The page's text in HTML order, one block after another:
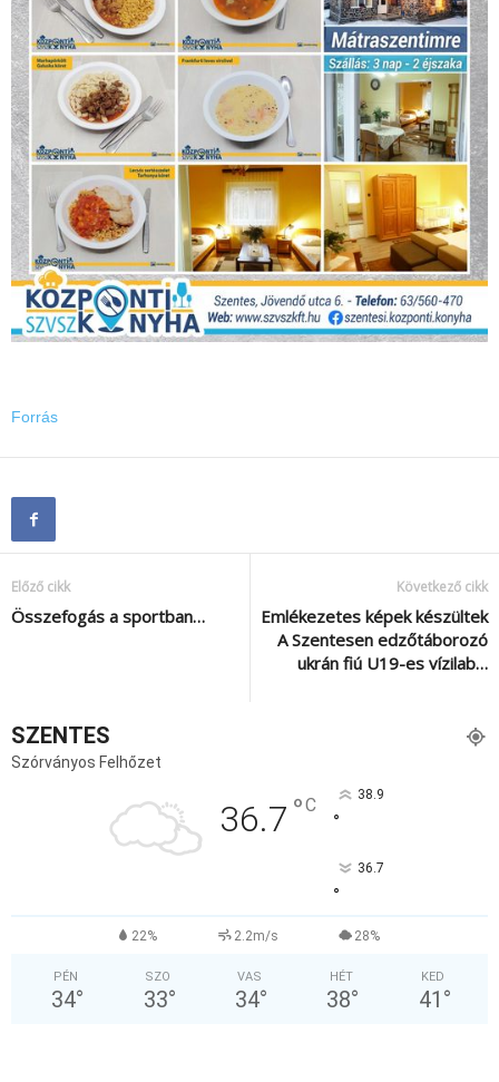
Forrás
Előző cikk
Összefogás a sportban…
Következő cikk
Emlékezetes képek készültek
A Szentesen edzőtáborozó
ukrán fiú U19-es vízilab…
SZENTES
Szórványos Felhőzet
36.7 °C 38.9
°
36.7
°
22% 2.2m/s 28%
PÉN
34°
SZO
33°
VAS
34°
HÉT
38°
KED
41 °